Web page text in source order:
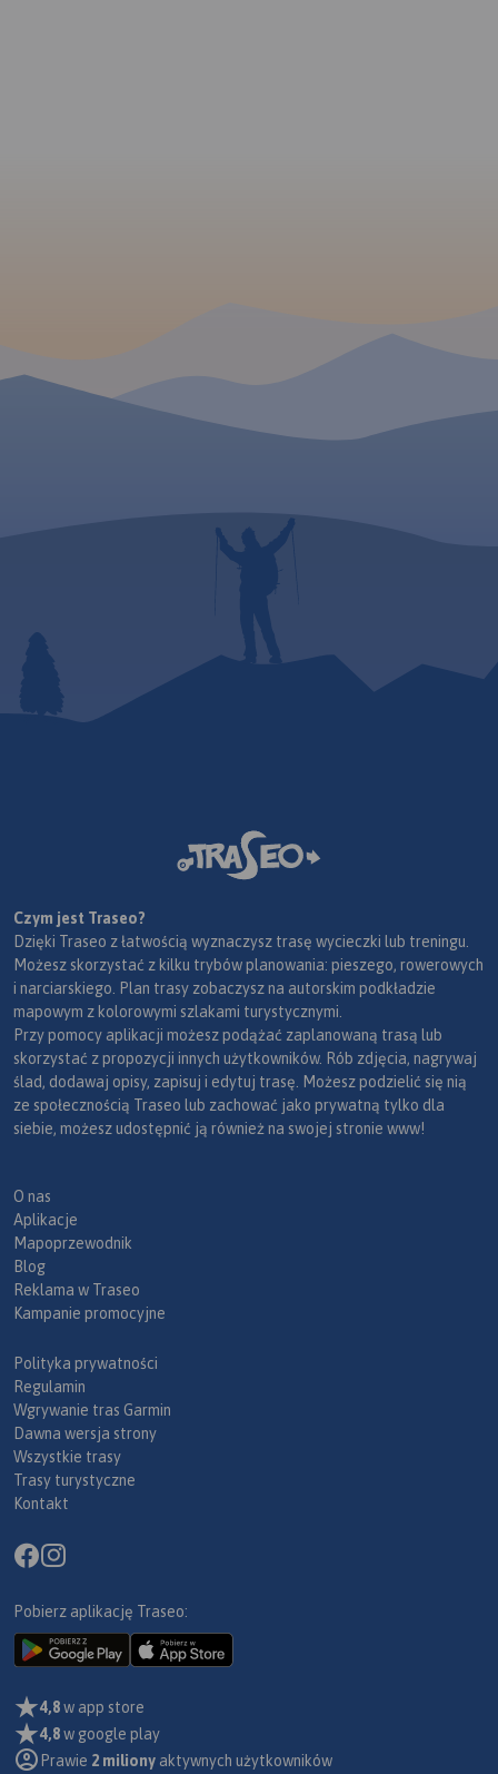
Czym jest Traseo?
Dzięki Traseo z łatwością wyznaczysz trasę wycieczki lub treningu.
Możesz skorzystać z kilku trybów planowania: pieszego, rowerowych
i narciarskiego. Plan trasy zobaczysz na autorskim podkładzie
mapowym z kolorowymi szlakami turystycznymi.
Przy pomocy aplikacji możesz podążać zaplanowaną trasą lub
skorzystać z propozycji innych użytkowników. Rób zdjęcia, nagrywaj
ślad, dodawaj opisy, zapisuj i edytuj trasę. Możesz podzielić się nią
ze społecznością Traseo lub zachować jako prywatną tylko dla
siebie, możesz udostępnić ją również na swojej stronie www!
O nas
Aplikacje
Mapoprzewodnik
Blog
Reklama w Traseo
Kampanie promocyjne
Polityka prywatności
Regulamin
Wgrywanie tras Garmin
Dawna wersja strony
Wszystkie trasy
Trasy turystyczne
Kontakt
Pobierz aplikację Traseo:
4,8w app store
4,8w google play
Prawie 2 miliony aktywnych użytkowników